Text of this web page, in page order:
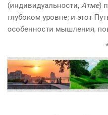
(индивидуальности, Атме)
глубоком уровне; и этот
особенности мышления,